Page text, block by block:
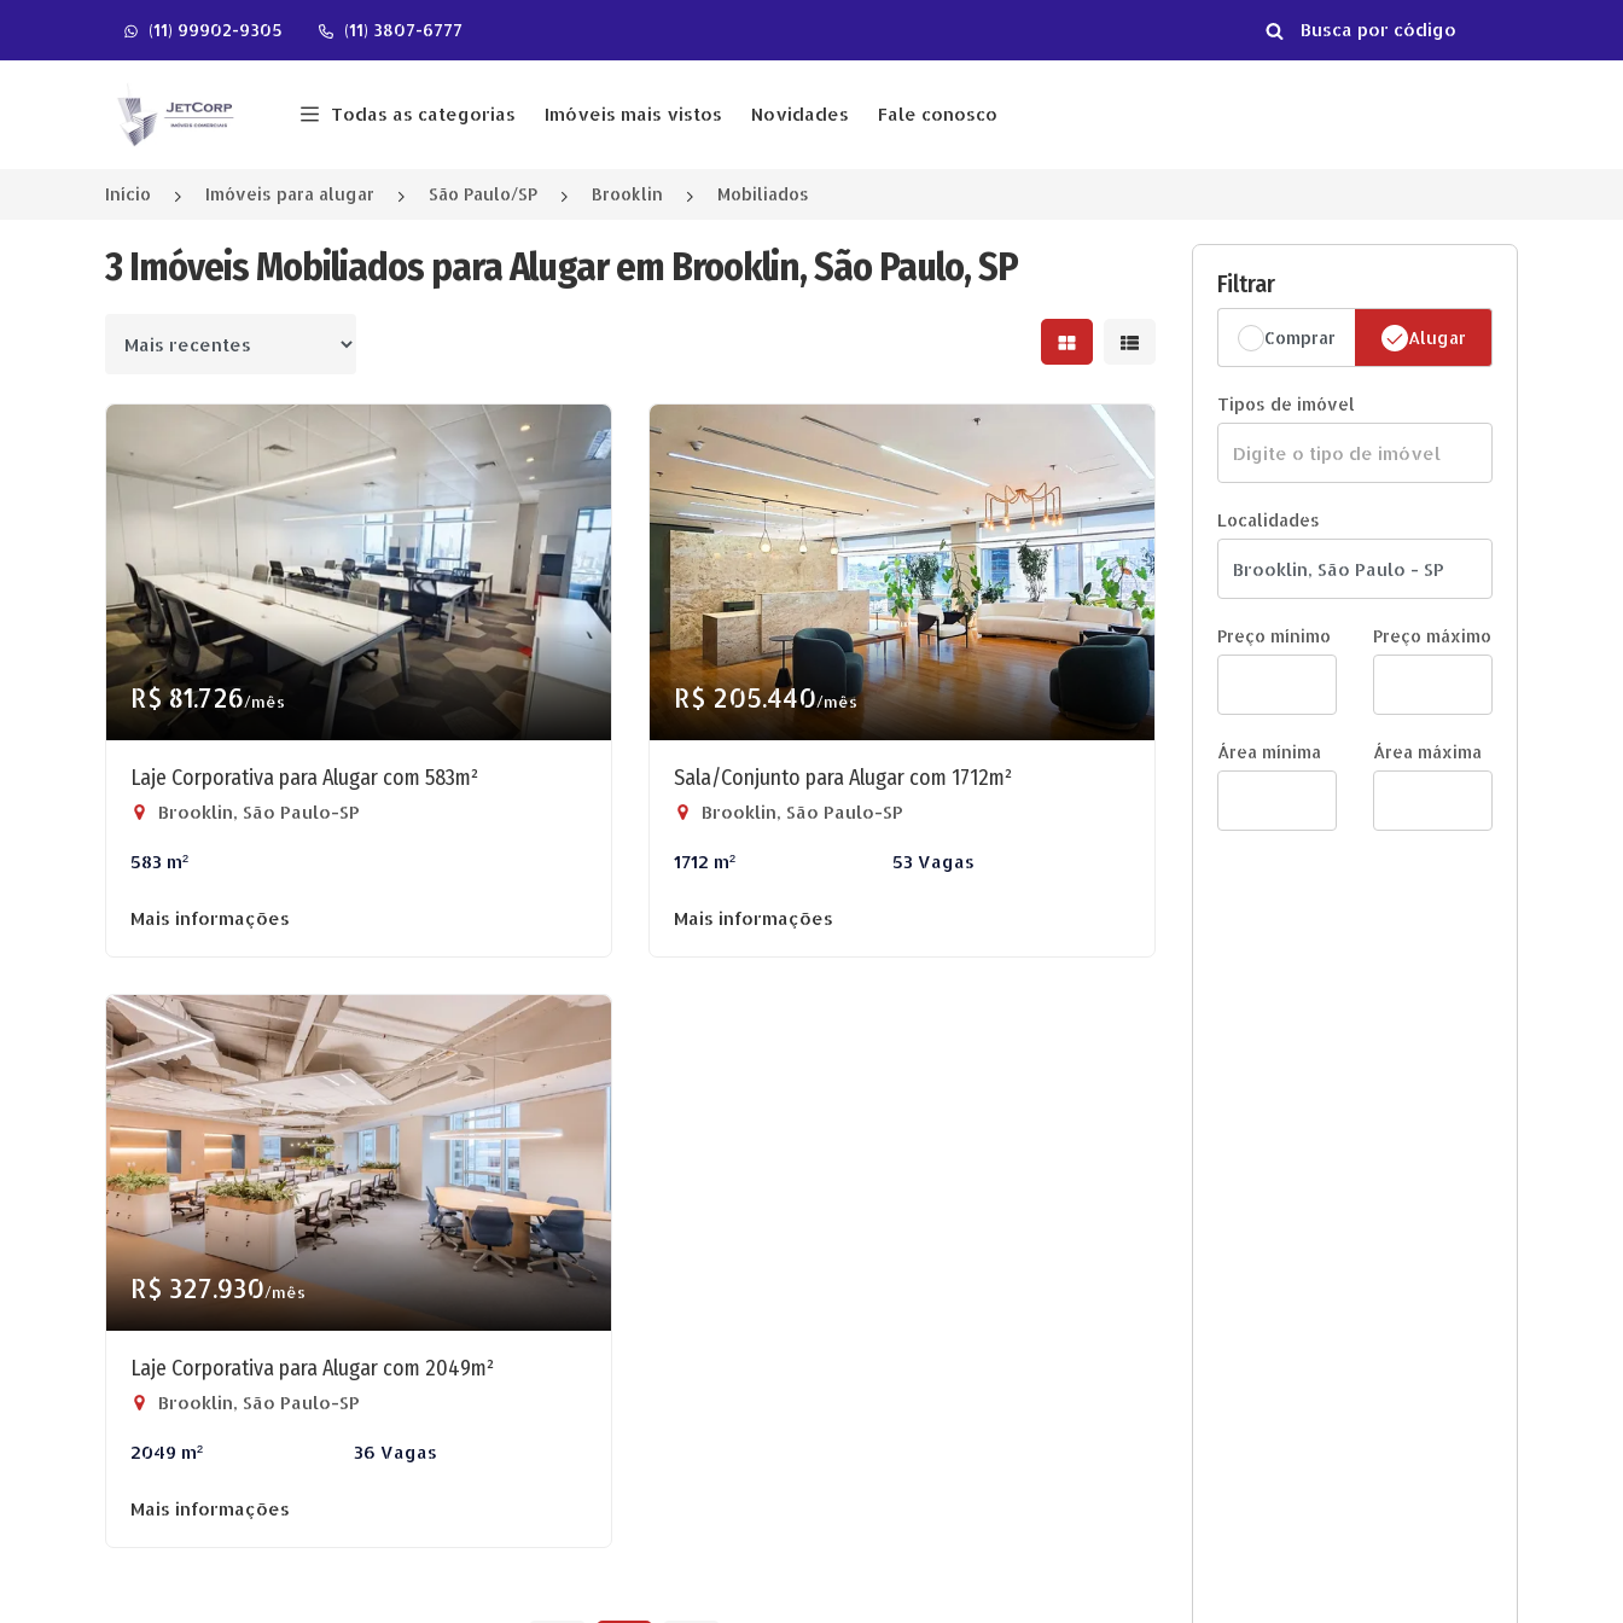
(11) 99902-9305 (11) 3807-6777
Página inicial
Todas as categorias Imóveis mais vistos Novidades Fale conosco
Início Imóveis para alugar São Paulo/SP Brooklin Mobiliados
3 Imóveis Mobiliados para Alugar em Brooklin, São Paulo, SP
Ordenar por Mostrar resultados em grade
Mostrar resultados em lista
R$ 81.726/mês
Laje Corporativa para Alugar com 583m²
Brooklin, São Paulo-SP
583 m²
Mais informações
R$ 205.440/mês
Sala/Conjunto para Alugar com 1712m²
Brooklin, São Paulo-SP
1712 m² 53 Vagas
Mais informações
R$ 327.930/mês
Laje Corporativa para Alugar com 2049m²
Brooklin, São Paulo-SP
2049 m² 36 Vagas
Mais informações
Filtrar
Comprar Alugar
Tipos de imóvel
Localidades
Preço mínimo Preço máximo
Área mínima Área máxima